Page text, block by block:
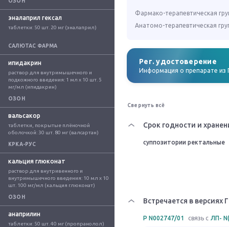
эналаприл гексал
таблетки: 50 шт. 20 мг (эналаприл)
САЛЮТАС ФАРМА
ипидакрин
раствор для внутримышечного и
подкожного введения: 1 мл x 10 шт. 5
мг/мл (ипидакрин)
ОЗОН
вальсакор
таблетки, покрытые плёночной
оболочкой: 30 шт. 80 мг (валсартан)
КРКА-РУС
кальция глюконат
раствор для внутривенного и
внутримышечного введения: 10 мл x 10
шт. 100 мг/мл (кальция глюконат)
ОЗОН
анаприлин
таблетки: 50 шт. 40 мг (пропранолол)
Фармако-терапевтическая
Анатомо-терапевтическая
Рег. удостоверение
Информация о препарате из
Свернуть всё
Срок годности и
суппозитории ректальные
Встречается в версиях
Р N002747/01 связь с ЛП-